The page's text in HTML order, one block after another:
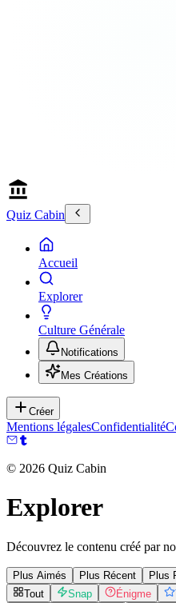
Quiz Cabin
Accueil
Explorer
Culture Générale
Notifications
Mes Créations
Créer
Mentions légalesConfidentialité
© 2026 Quiz Cabin
Explorer
Découvrez le contenu créé par
Plus Aimés Plus Récent
Plus
Tout
Snap Énigme